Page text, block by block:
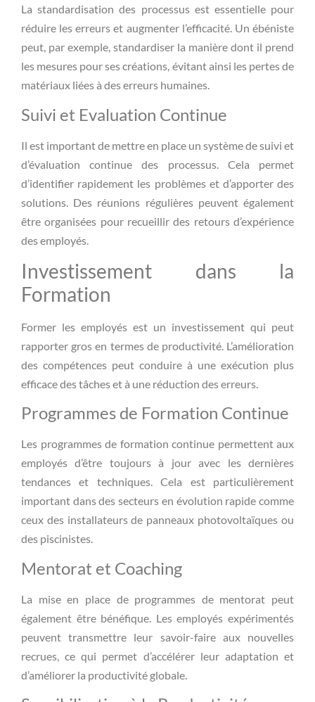
La standardisation des processus est essentielle pour
réduire les erreurs et augmenter l’efficacité. Un ébéniste
peut, par exemple, standardiser la manière dont il prend
les mesures pour ses créations, évitant ainsi les pertes de
matériaux liées à des erreurs humaines.
Suivi et Evaluation Continue
Il est important de mettre en place un système de suivi et
d’évaluation continue des processus. Cela permet
d’identifier rapidement les problèmes et d’apporter des
solutions. Des réunions régulières peuvent également
être organisées pour recueillir des retours d’expérience
des employés.
Investissement dans la
Formation
Former les employés est un investissement qui peut
rapporter gros en termes de productivité. L’amélioration
des compétences peut conduire à une exécution plus
efficace des tâches et à une réduction des erreurs.
Programmes de Formation Continue
Les programmes de formation continue permettent aux
employés d’être toujours à jour avec les dernières
tendances et techniques. Cela est particulièrement
important dans des secteurs en évolution rapide comme
ceux des installateurs de panneaux photovoltaïques ou
des piscinistes.
Mentorat et Coaching
La mise en place de programmes de mentorat peut
également être bénéfique. Les employés expérimentés
peuvent transmettre leur savoir-faire aux nouvelles
recrues, ce qui permet d’accélérer leur adaptation et
d’améliorer la productivité globale.